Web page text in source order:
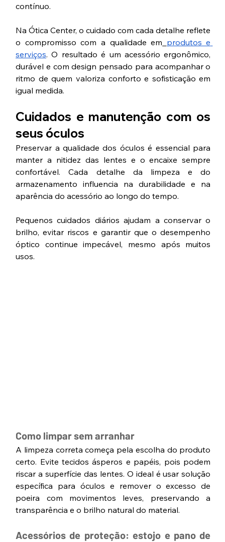
contínuo.
Na Ótica Center, o cuidado com cada detalhe reflete
o compromisso com a qualidade em produtos e
serviços. O resultado é um acessório ergonômico,
durável e com design pensado para acompanhar o
ritmo de quem valoriza conforto e sofisticação em
igual medida.
Cuidados e manutenção com os
seus óculos
Preservar a qualidade dos óculos é essencial para
manter a nitidez das lentes e o encaixe sempre
confortável. Cada detalhe da limpeza e do
armazenamento influencia na durabilidade e na
aparência do acessório ao longo do tempo.
Pequenos cuidados diários ajudam a conservar o
brilho, evitar riscos e garantir que o desempenho
óptico continue impecável, mesmo após muitos
usos.
Como limpar sem arranhar
A limpeza correta começa pela escolha do produto
certo. Evite tecidos ásperos e papéis, pois podem
riscar a superfície das lentes. O ideal é usar solução
específica para óculos e remover o excesso de
poeira com movimentos leves, preservando a
transparência e o brilho natural do material.
Acessórios de proteção: estojo e pano de